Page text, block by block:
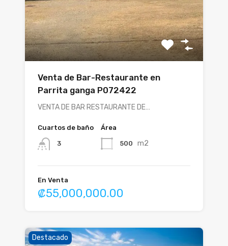
Venta de Bar-Restaurante en
Parrita ganga P072422
VENTA DE BAR RESTAURANTE DE…
Cuartos de baño
3
Área
500 m2
En Venta
₡55,000,000.00
Destacado